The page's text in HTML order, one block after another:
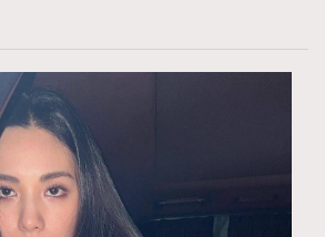
FigaroMusic 90
FigaroStyle
FigaroSubculture
FigaroTalk
FigaroWatch
容祖兒封面專訪｜追逐歌手夢